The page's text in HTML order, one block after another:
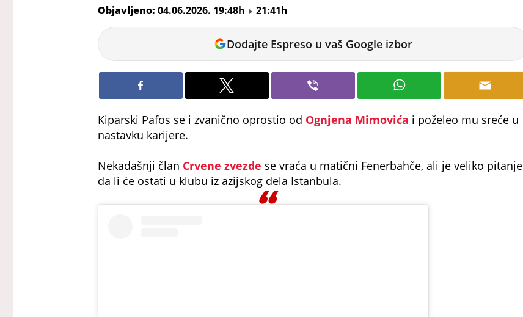
Objavljeno: 04.06.2026. 19:48h
21:41h
Veljko
Petrovic
Dodajte Espreso u vaš Google izbor
Kiparski Pafos se i zvanično oprostio od Ognjena Mimovića i poželeo mu sreće u
nastavku karijere.
Nekadašnji član Crvene zvezde se vraća u matični Fenerbahče, ali je veliko pitanje
da li će ostati u klubu iz azijskog dela Istanbula.